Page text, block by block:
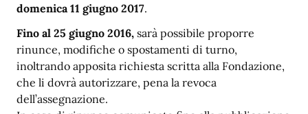
domenica 11 giugno 2017.
Fino al 25 giugno 2016, sarà possibile proporre
rinunce, modifiche o spostamenti di turno,
inoltrando apposita richiesta scritta alla Fondazione,
che li dovrà autorizzare, pena la revoca
dell’assegnazione.